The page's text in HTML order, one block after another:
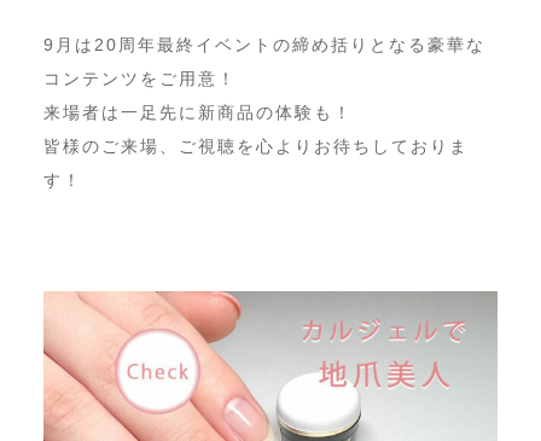
9月は20周年最終イベントの締め括りとなる豪華な
コンテンツをご用意！
来場者は一足先に新商品の体験も！
皆様のご来場、ご視聴を心よりお待ちしておりま
す！